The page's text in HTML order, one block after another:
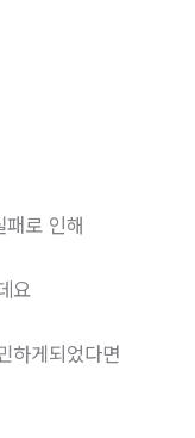
로 인해
요
하게되었다면